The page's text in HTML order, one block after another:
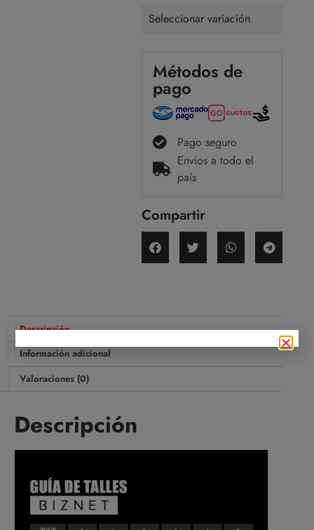
Seleccionar variación
Métodos de
pago
Pago seguro
Envíos a todo el
país
Compartir
Descripción
Información adicional
Valoraciones (0)
Descripción